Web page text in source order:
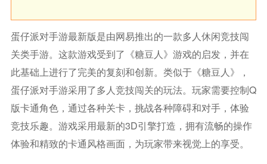
蛋仔派对手游最新版是由网易推出的一款多人休闲竞技闯
关类手游。这款游戏受到了《糖豆人》游戏的启发，并在
此基础上进行了完美的复刻和创新。类似于《糖豆人》，
蛋仔派对手游采用了多人竞技闯关的玩法。玩家需要控制Q
版卡通角色，通过各种关卡，挑战各种障碍和对手，体验
竞技乐趣。游戏采用最新的3D引擎打造，拥有流畅的操作
体验和精致的卡通风格画面，为玩家带来视觉上的享受。